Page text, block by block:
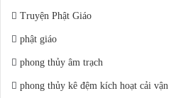
Truyện Phật Giáo
phật giáo
phong thủy âm trạch
phong thủy kê đệm kích hoạt cải vận